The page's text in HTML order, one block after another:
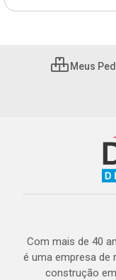
Meus
Com mais de 40
é uma empresa de
construção